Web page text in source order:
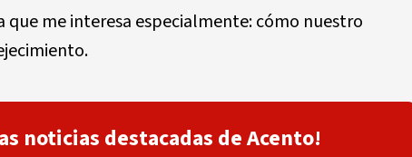
me interesa especialmente: cómo nuestro
noticias destacadas de Acento!